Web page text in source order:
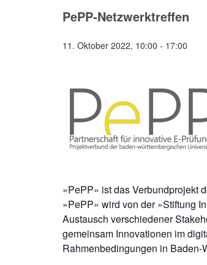
PePP-Netzwerktreffen
11. Oktober 2022, 10:00 - 17:00
»PePP« ist das Verbundprojekt
»PePP« wird von der »Stiftung
Austausch verschiedener
gemeinsam Innovationen im
Rahmenbedingungen in